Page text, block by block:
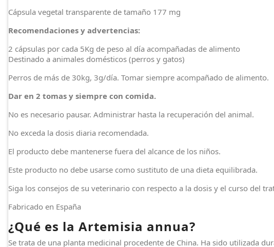
Cápsula vegetal transparente de tamaño 177 mg
Recomendaciones y advertencias:
2 cápsulas por cada 5Kg de peso al día acompañadas de alimento
Destinado a animales domésticos (perros y gatos)
Perros de más de 30kg, 3g/día. Tomar siempre acompañado de alimento.
Dar en 2 tomas y siempre con comida.
No es necesario pausar. Administrar hasta la recuperación del animal.
No exceda la dosis diaria recomendada.
El producto debe mantenerse fuera del alcance de los niños.
Este producto no debe usarse como sustituto de una dieta equilibrada.
Siga los consejos de su veterinario con respecto a la dosis y el curso del
Fabricado en España
¿Qué es la Artemisia annua?
Se trata de una planta medicinal procedente de China. Ha sido utilizada